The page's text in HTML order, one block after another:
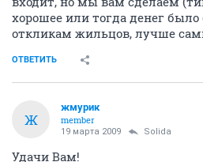
хорошее или тогда денег
откликам жильцов, лучше
ОТВЕТИТЬ
Ж
жмурик
member
19 марта 2009 Solida
Удачи Вам!